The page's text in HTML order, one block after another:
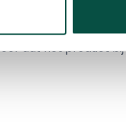
opnemen met
dat het product